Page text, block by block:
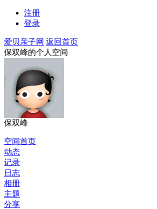
注册
登录
爱贝亲子网 返回首页
保双峰的个人空间
保双峰
空间首页
动态
记录
日志
相册
主题
分享